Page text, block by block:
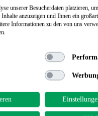
unserer Besucherdaten platzieren,
anzuzeigen und Ihnen ein
Informationen zu den von uns